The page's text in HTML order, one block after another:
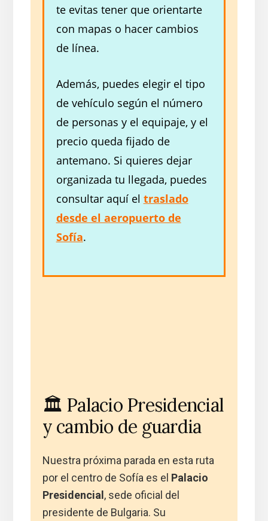
te evitas tener que orientarte
con mapas o hacer cambios
de línea.
Además, puedes elegir el tipo
de vehículo según el número
de personas y el equipaje, y el
precio queda fijado de
antemano. Si quieres dejar
organizada tu llegada, puedes
consultar aquí el traslado
desde el aeropuerto de
Sofía.
🏛️ Palacio Presidencial
y cambio de guardia
Nuestra próxima parada en esta ruta
por el centro de Sofía es el Palacio
Presidencial, sede oficial del
presidente de Bulgaria. Su